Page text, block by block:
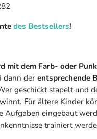
des Bestsellers!
mit dem Farb- oder
dann derentsprechende
geschickt stapelt und
Für ältere Kinder
Aufgaben eingebaut
trainiert